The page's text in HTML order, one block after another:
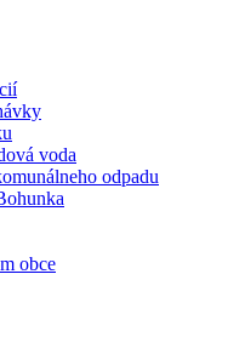
voda
odpadu
obce